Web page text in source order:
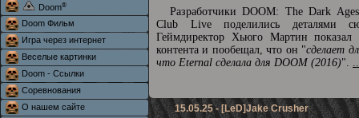
Doom®
Doom Фильм
Игра через интернет
Веселые картинки
Doom - Ссылки
Соревнования
О нашем сайте
Разработчики DOOM: The Dark
Club Live поделились деталями
Геймдиректор Хьюго Мартин показал
контента и пообещал, что он "сделает
что Eternal сделала для DOOM (2016)".
15.05.25 - [LeD]Jake Crusher